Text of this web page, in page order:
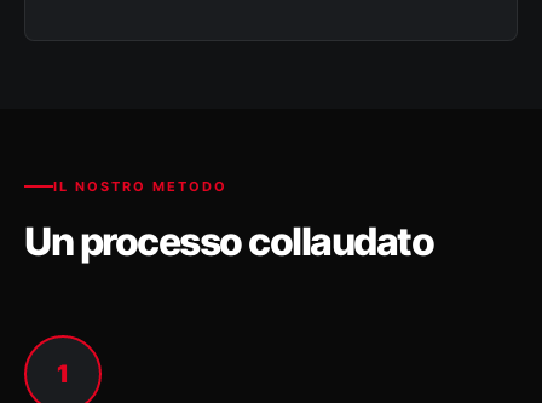
IL NOSTRO METODO
Un processo collaudato
1